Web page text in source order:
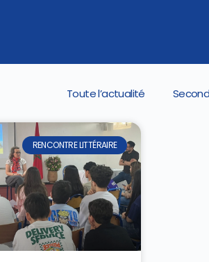
Toute l’actualité
RENCONTRE LITTÉRAIRE